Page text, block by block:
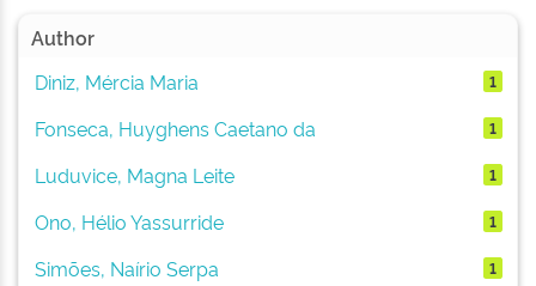
Author
Diniz, Mércia Maria
1
Fonseca, Huyghens Caetano da 1
Luduvice, Magna Leite 1
Ono, Hélio Yassurride 1
Simões, Naírio Serpa 1